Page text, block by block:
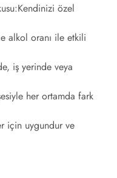
Kendinizi özel
alkol oranı ile etkili
iş yerinde veya
her ortamda fark
için uygundur ve